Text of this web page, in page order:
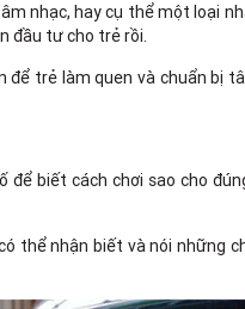
nhạc, hay cụ thể một loại
đầu tư cho trẻ rồi.
trẻ làm quen và chuẩn bị
để biết cách chơi sao cho
có thể nhận biết và nói